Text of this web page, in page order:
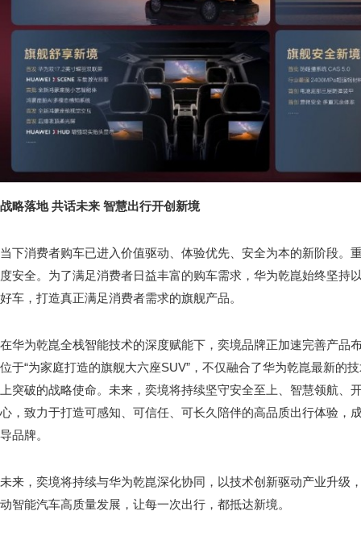
战略落地 共话未来 智慧出行开创新境
当下消费者购车已进入价值驱动、体验优先、安全为本的新阶段。
度安全。为了满足消费者日益丰富的购车需求，华为乾崑始终坚持
好车，打造真正满足消费者需求的旗舰产品。
在华为乾崑全栈智能技术的深度赋能下，奕境品牌正加速完善产品
位于“为家庭打造的旗舰大六座SUV”，不仅融合了华为乾崑最新的
上突破的战略使命。未来，奕境将持续坚守安全至上、智慧领航、
心，致力于打造可感知、可信任、可长久陪伴的高品质出行体验，
导品牌。
未来，奕境将持续与华为乾崑深化协同，以技术创新驱动产业升级
动智能汽车高质量发展，让每一次出行，都抵达新境。